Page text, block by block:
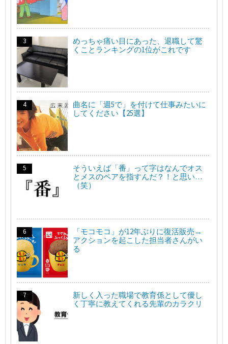
めっちゃ痛い目にあった、退職して驚
くことランキングの1位がこれです
曲名に「週5で」を付けて仕事みたいに
してください【25選】
そういえば「番」って字はなんでオス
とメスのペアを指すんだ？！と思い…
（笑）
「モコモコ」が12年ぶりに復活販売→
アクションを起こした担当者さんがい
る
新しく入った職場で教育係として優し
く丁寧に教えてくれる先輩のカラクリ